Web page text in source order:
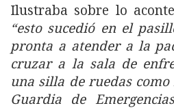
Ilustraba sobre lo
“esto sucedió en el
pronta a atender a la
cruzar a la sala de
una silla de ruedas
Guardia de